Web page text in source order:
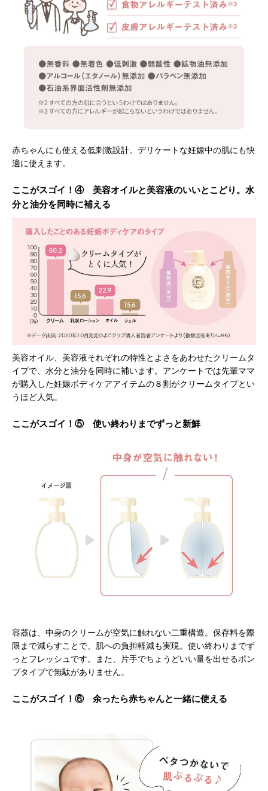
赤ちゃんにも使える低刺激設計。デリケートな妊娠中の肌にも快
適に使えます。
ここがスゴイ！④ 美容オイルと美容液のいいとこどり。水
分と油分を同時に補える
美容オイル、美容液それぞれの特性とよさをあわせたクリームタ
イプで、水分と油分を同時に補います。アンケートでは先輩ママ
が購入した妊娠ボディケアアイテムの８割がクリームタイプとい
うほど人気。
ここがスゴイ！⑤ 使い終わりまでずっと新鮮
容器は、中身のクリームが空気に触れない二重構造。保存料を際
限まで減らすことで、肌への負担軽減も実現。使い終わりまでず
っとフレッシュです。また、片手でちょうどいい量を出せるポン
プタイプで無駄がありません。
ここがスゴイ！⑥ 余ったら赤ちゃんと一緒に使える